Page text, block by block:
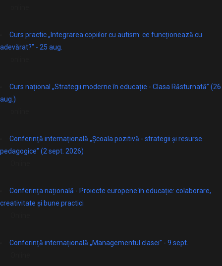
Curs practic „Integrarea copiilor cu autism: ce funcționează cu
adevărat?” - 25 aug.
Curs național „Strategii moderne în educație - Clasa Răsturnată” (26
aug.)
Conferință internațională „Școala pozitivă - strategii și resurse
pedagogice” (2 sept. 2026)
Conferința națională - Proiecte europene în educație: colaborare,
creativitate și bune practici
Conferință internațională „Managementul clasei” - 9 sept.